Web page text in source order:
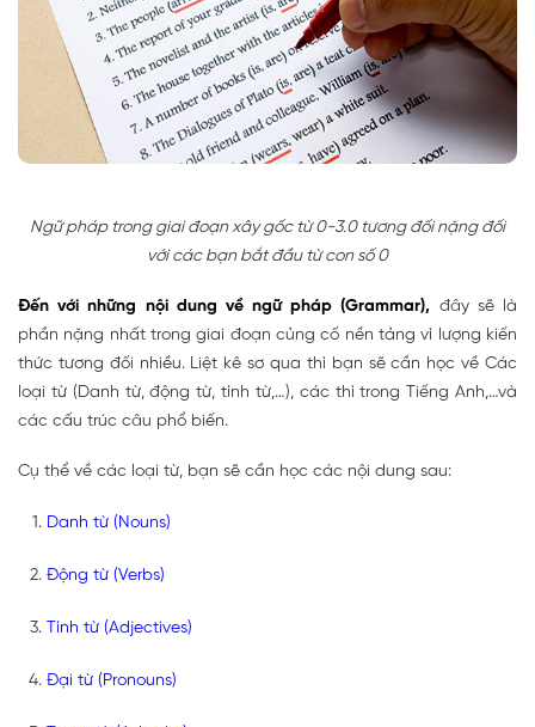
Ngữ pháp trong giai đoạn xây gốc từ 0-3.0 tương đối nặng đối
với các bạn bắt đầu từ con số 0
Đến với những nội dung về ngữ pháp (Grammar), đây sẽ là
phần nặng nhất trong giai đoạn củng cố nền tảng vì lượng kiến
thức tương đối nhiều. Liệt kê sơ qua thì bạn sẽ cần học về Các
loại từ (Danh từ, động từ, tính từ,…), các thì trong Tiếng Anh,…và
các cấu trúc câu phổ biến.
Cụ thể về các loại từ, bạn sẽ cần học các nội dung sau:
Danh từ (Nouns)
Động từ (Verbs)
Tính từ (Adjectives)
Đại từ (Pronouns)